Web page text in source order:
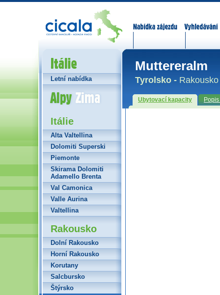
Muttereralm
Tyrolsko - Rakousko
Ubytovací kapacity
Itálie
Letní nabídka
Alpy Zima
Itálie
Alta Valtellina
Dolomiti Superski
Piemonte
Skirama Dolomiti
Adamello Brenta
Val Camonica
Valle Aurina
Valtellina
Rakousko
Dolní Rakousko
Horní Rakousko
Korutany
Salcbursko
Štýrsko